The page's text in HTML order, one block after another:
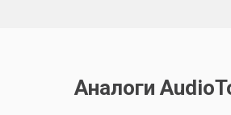
Аналоги